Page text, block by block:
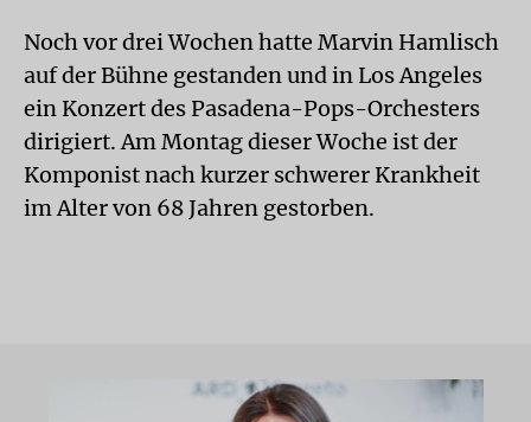
Noch vor drei Wochen hatte Marvin Hamlisch
auf der Bühne gestanden und in Los Angeles
ein Konzert des Pasadena-Pops-Orchesters
dirigiert. Am Montag dieser Woche ist der
Komponist nach kurzer schwerer Krankheit
im Alter von 68 Jahren gestorben.